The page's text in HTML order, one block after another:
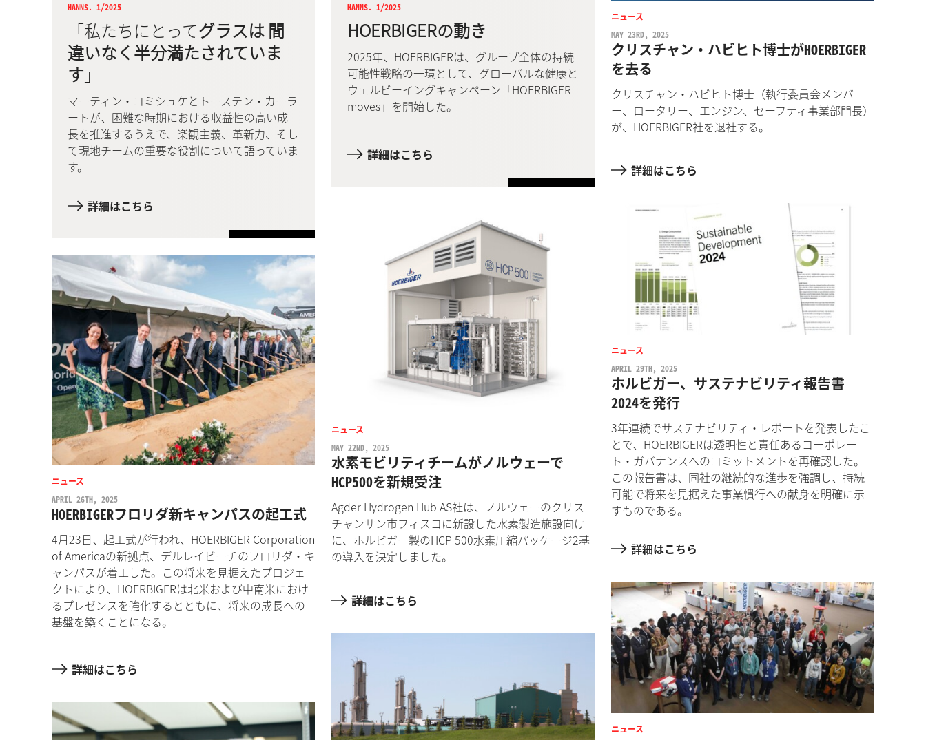
HANNS. 1/2025
「私たちにとってグラスは 間
違いなく半分満たされていま
す 」
マーティン・コミシュケとトーステン・カーラ
ートが、困難な時期における収益性の高い成
長を推進するうえで、楽観主義、革新力、そし
て現地チームの重要な役割について語っていま
す。
詳細はこちら
HANNS. 1/2025
HOERBIGERの動き
2025年、HOERBIGERは、グループ全体の持続
可能性戦略の一環として、グローバルな健康と
ウェルビーイングキャンペーン「HOERBIGER
moves」を開始した。
詳細はこちら
ニュース
MAY 23RD, 2025
クリスチャン・ハビヒト博士がHOERBIGER
を去る
クリスチャン・ハビヒト博士（執行委員会メンバ
ー、ロータリー、エンジン、セーフティ事業部門長）
が、HOERBIGER社を退社する。
詳細はこちら
ニュース
MAY 22ND, 2025
水素モビリティチームがノルウェーで
HCP500を新規受注
Agder Hydrogen Hub AS社は、ノルウェーのクリス
チャンサン市フィスコに新設した水素製造施設向け
に、ホルビガー製のHCP 500水素圧縮パッケージ2基
の導入を決定しました。
詳細はこちら
ニュース
APRIL 29TH, 2025
ホルビガー、サステナビリティ報告書
2024を発行
3年連続でサステナビリティ・レポートを発表したこ
とで、HOERBIGERは透明性と責任あるコーポレー
ト・ガバナンスへのコミットメントを再確認した。
この報告書は、同社の継続的な進歩を強調し、持続
可能で将来を見据えた事業慣行への献身を明確に示
すものである。
詳細はこちら
ニュース
APRIL 26TH, 2025
HOERBIGERフロリダ新キャンパスの起工式
4月23日、起工式が行われ、HOERBIGER Corporation
of Americaの新拠点、デルレイビーチのフロリダ・キ
ャンパスが着工した。この将来を見据えたプロジェ
クトにより、HOERBIGERは北米および中南米におけ
るプレゼンスを強化するとともに、将来の成長への
基盤を築くことになる。
詳細はこちら
ニュース